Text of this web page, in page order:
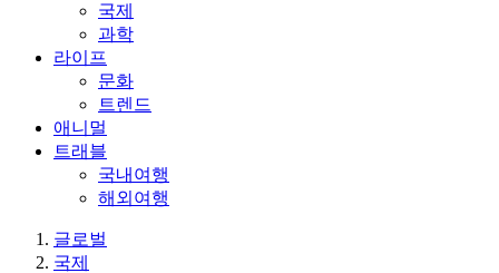
국제
과학
라이프
문화
트렌드
애니멀
트래블
국내여행
해외여행
글로벌
국제